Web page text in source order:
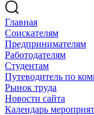
Главная
Соискателям
Предпринимателям
Работодателям
Студентам
Путеводитель по
Рынок труда
Новости сайта
Календарь